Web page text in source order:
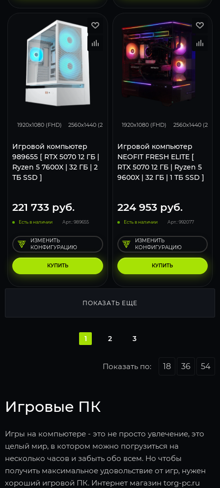
1920x1080 (FHD) 2560x1440 (2K) 3840x2160 (4K)
Игровой компьютер
989655 [ RTX 5070 12 ГБ |
Ryzen 5 7600X | 32 ГБ | 2
ТБ SSD ]
221 733 руб.
Есть в наличии Арт.: 989655
КУПИТЬ
ИЗМЕНИТЬ
КОНФИГУРАЦИЮ
1920x1080 (FHD) 2560x1440 (2K)
Игровой компьютер
NEOFIT FRESH ELITE [
RTX 5070 12 ГБ | Ryzen 5
9600X | 32 ГБ | 1 ТБ SSD ]
224 953руб.
Есть в наличии Арт.: 992077
КУПИТЬ
ИЗМЕНИТЬ
КОНФИГУРАЦИЮ
ПОКАЗАТЬ ЕЩЕ
1 2 3
Показать по: 18 36 54
Игровые ПК
Игры на компьютере - это не просто увлечение, это
целый мир, в котором можно погрузиться на
несколько часов и забыть обо всем. Но чтобы
получить максимальное удовольствие от игр, нужен
хороший игровой ПК. Интернет магазин torg-pc.ru